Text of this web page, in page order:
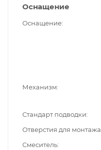
Оснащение
Оснащение
Механизм
Стандарт подводки
Отверстия для монтажа
Смеситель